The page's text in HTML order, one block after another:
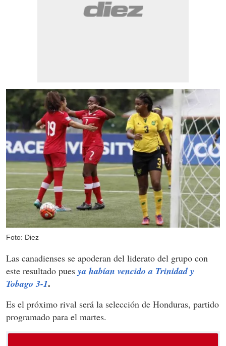
Foto: Diez
Las canadienses se apoderan del liderato del grupo con
este resultado pues ya habían vencido a Trinidad y
Tobago 3-1.
Es el próximo rival será la selección de Honduras, partido
programado para el martes.